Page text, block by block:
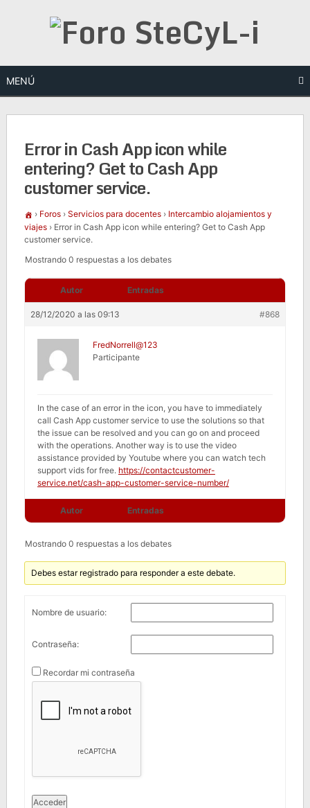
MENÚ
Error in Cash App icon while
entering? Get to Cash App
customer service.
› Foros › Servicios para docentes › Intercambio alojamientos y
viajes › Error in Cash App icon while entering? Get to Cash App
customer service.
Mostrando 0 respuestas a los debates
Autor Entradas
28/12/2020 a las 09:13 #868
FredNorrell@123
Participante
In the case of an error in the icon, you have to immediately
call Cash App customer service to use the solutions so that
the issue can be resolved and you can go on and proceed
with the operations. Another way is to use the video
assistance provided by Youtube where you can watch tech
support vids for free. https://contactcustomer-
service.net/cash-app-customer-service-number/
Autor Entradas
Mostrando 0 respuestas a los debates
Debes estar registrado para responder a este debate.
Nombre de usuario:
Contraseña:
Recordar mi contraseña
Acceder